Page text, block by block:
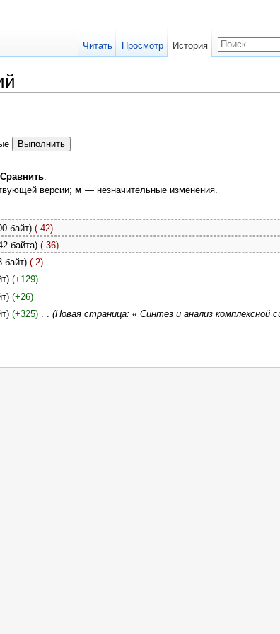
Сравнить.
версии; м — незначительные изменения.
байт) (-42)
байта) (-36)
байт) (-2)
(+129)
(+26)
(+325)
(Новая страница: « Синтез и анализ комплексной
Читать Просмотр История